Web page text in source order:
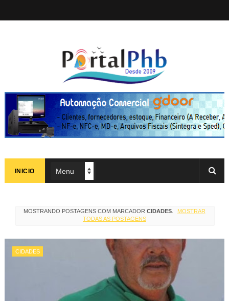
INICIO
MOSTRANDO POSTAGENS COM MARCADORCIDADES
MOSTRAR
TODAS AS POSTAGENS
CIDADES